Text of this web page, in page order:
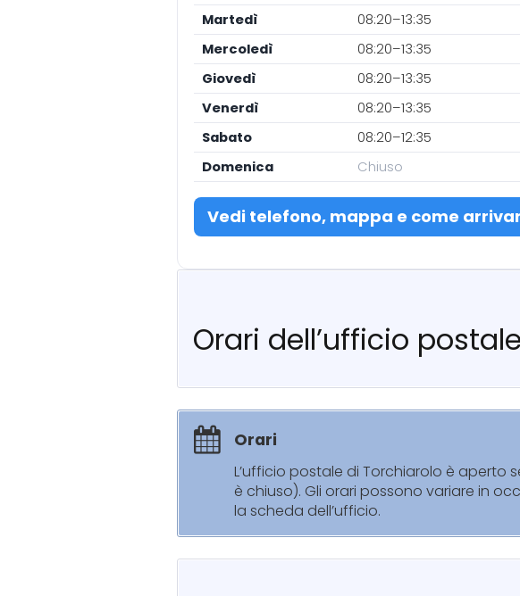
Martedì
08:20–13:35
Mercoledì
08:20–13:35
Giovedì
08:20–13:35
Venerdì
08:20–13:35
Sabato
08:20–12:35
Domenica
Chiuso
Vedi telefono, mappa e come
Orari dell’ufficio
Orari
L’ufficio postale di Torchiarolo è
è chiuso). Gli orari possono variare in
la scheda dell’ufficio.